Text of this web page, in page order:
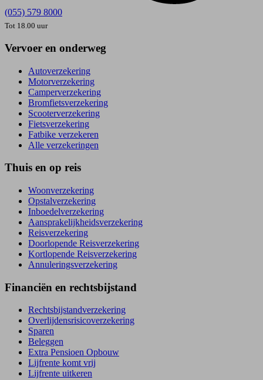
(055) 579 8000
Tot 18.00 uur
Vervoer en onderweg
Autoverzekering
Motorverzekering
Camperverzekering
Bromfietsverzekering
Scooterverzekering
Fietsverzekering
Fatbike verzekeren
Alle verzekeringen
Thuis en op reis
Woonverzekering
Opstal­verzekering
Inboedel­verzekering
Aansprakelijkheids­verzekering
Reisverzekering
Doorlopende Reisverzekering
Kortlopende Reisverzekering
Annuleringsverzekering
Financiën en rechtsbijstand
Rechtsbijstand­verzekering
Overlijdensrisico­verzekering
Sparen
Beleggen
Extra Pensioen Opbouw
Lijfrente komt vrij
Lijfrente uitkeren